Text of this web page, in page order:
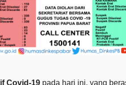
Covid-19 pada hari ini, yang